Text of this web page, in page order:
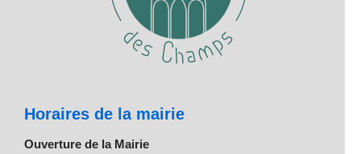
Horaires de la mairie
Ouverture de la Mairie